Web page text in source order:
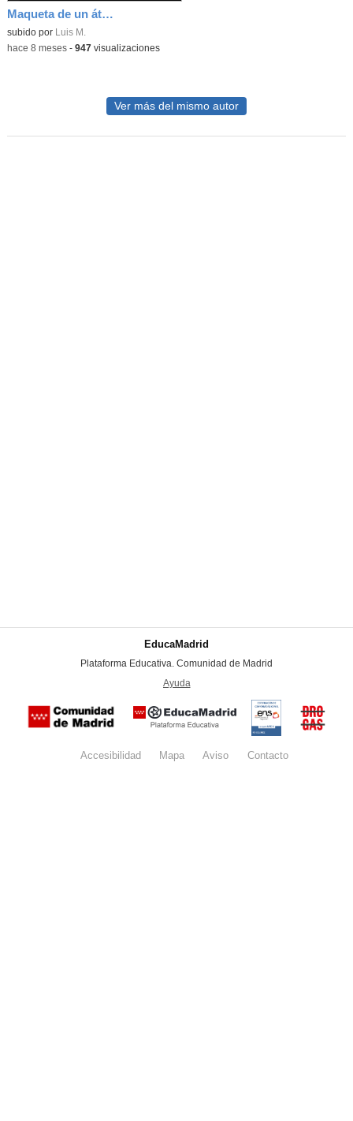
Maqueta de un átomo de berilio según el modelo atómico de Bohr
Contenido educativo.
subido por Luis M.
-hace 8 meses- 947visualizaciones
Ver más del mismo autor
EducaMadrid
Plataforma Educativa. Comunidad de Madrid
Ayuda
Certificación
conformidad
con el
Nacional de
Seguridad
del
Accesibilidad Mapa Aviso legalContacto